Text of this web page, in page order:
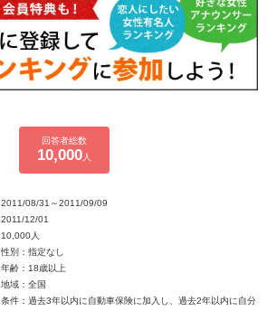
回答者総数
10,000 人
2011/08/31～2011/09/09
2011/12/01
10,000人
性別：指定なし
年齢：18歳以上
地域：全国
条件：過去3年以内に自動車保険に加入し、過去2年以内に自分